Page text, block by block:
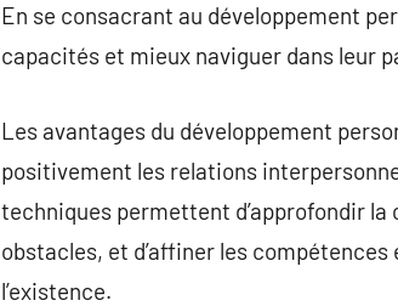
En se consacrant au développement
capacités et mieux naviguer dans leur
Les avantages du développement
positivement les relations
techniques permettent d’approfondir
obstacles, et d’affiner les
l’existence.